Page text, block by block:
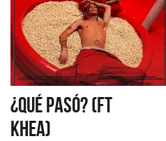
¿QUÉ PASÓ? (FT
KHEA)